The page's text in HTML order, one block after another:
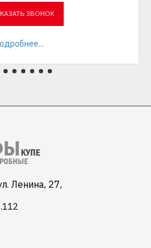
ЗВОНОК
Ленина, 27,